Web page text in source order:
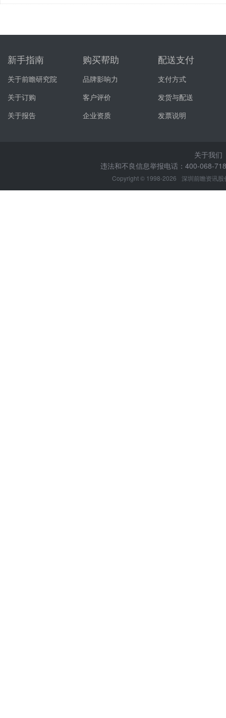
新手指南
关于前瞻研究院
关于订购
关于报告
购买帮助
品牌影响力
客户评价
企业资质
配送支付
支付方式
发货与配送
发票说明
关于我们
违法和不良信息举报电话：400-068-
Copyright © 1998-2026 深圳前瞻资讯股